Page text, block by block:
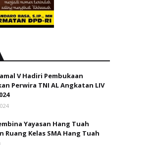
V Hadiri Pembukaan
Perwira TNI AL Angkatan LIV
Yayasan Hang Tuah
Ruang Kelas SMA Hang Tuah